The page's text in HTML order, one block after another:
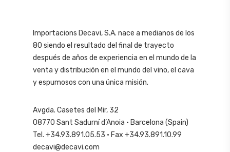
Importacions Decavi, S.A. nace a medianos de los
80 siendo el resultado del final de trayecto
después de años de experiencia en el mundo de la
venta y distribución en el mundo del vino, el cava
y espumosos con una única misión.
Avgda. Casetes del Mir, 32
08770 Sant Sadurní d’Anoia · Barcelona (Spain)
Tel. +34.93.891.05.53 · Fax +34.93.891.10.99
decavi@decavi.com